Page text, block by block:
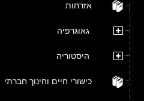
אזרחות
גאוגרפיה
היסטוריה
כישורי חיים וחינוך חברתי